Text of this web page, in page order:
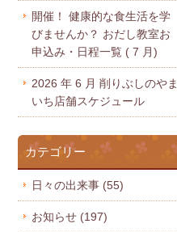
開催！ 健康的な食生活を学
びませんか？ おだし教室お
申込み・日程一覧 ( 7 月)
2026 年 6 月 削りぶしのやま
いち店舗スケジュール
カテゴリー
日々の出来事 (55)
お知らせ (197)